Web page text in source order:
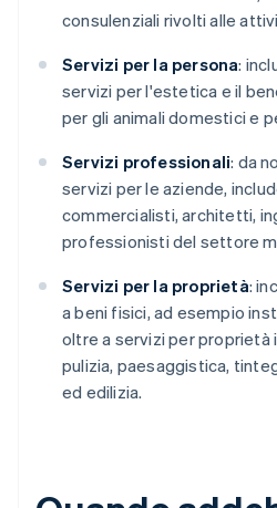
consulenziali rivolti alle
Servizi per la persona:
servizi per l'estetica e il
per gli animali domestici e
Servizi professionali: da
servizi per le aziende,
commercialisti, architetti,
professionisti del settore
Servizi per la proprietà:
a beni fisici, ad esempio
oltre a servizi per proprietà
pulizia, paesaggistica,
ed edilizia.